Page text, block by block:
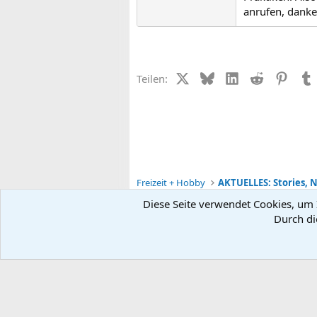
anrufen,
Teilen: X (Twitter)
BlueskyLinkedIn
Reddit
Freizeit + Hobby AKTUELLES: Stories,
Diese Seite verwendet Cookies,
Durch